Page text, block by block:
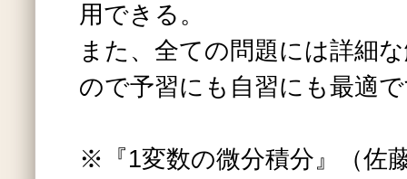
用できる。
また、全ての問題には詳細
ので予習にも自習にも最適
※『1変数の微分積分』（佐